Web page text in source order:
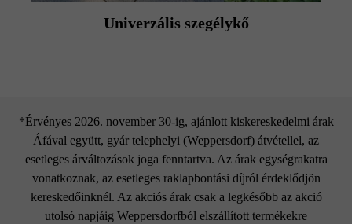
Univerzális szegélykő
*Érvényes 2026. november 30-ig, ajánlott kiskereskedelmi árak
Áfával együtt, gyár telephelyi (Weppersdorf) átvétellel, az
esetleges árváltozások joga fenntartva. Az árak egységrakatra
vonatkoznak, az esetleges raklapbontási díjról érdeklődjön
kereskedőinknél. Az akciós árak csak a legkésőbb az akció
utolsó napjáig Weppersdorfból elszállított termékekre